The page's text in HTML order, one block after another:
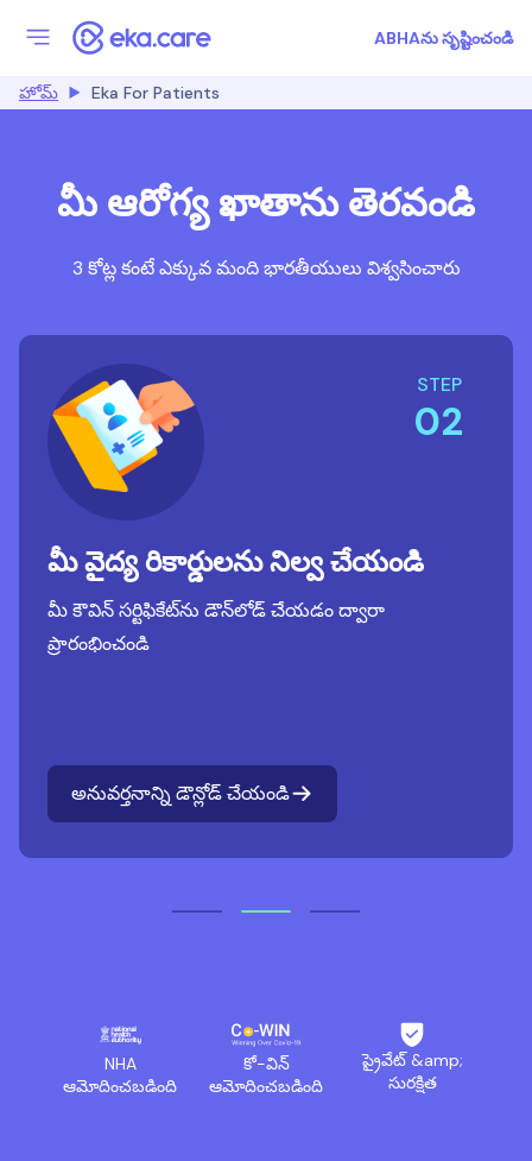
ABHAను సృష్టించండి
హోమ్ Eka For Patients
మీ ఆరోగ్య ఖాతాను తెరవండి
3 కోట్ల కంటే ఎక్కువ మంది భారతీయులు విశ్వసించారు
STEP
02
మీ వైద్య రికార్డులను నిల్వ చేయండి
మీ కౌవిన్ సర్టిఫికేట్‌ను డౌన్‌లోడ్ చేయడం ద్వారా
ప్రారంభించండి
అనువర్తనాన్ని డౌన్లోడ్ చేయండి
NHA
ఆమోదించబడింది
కో-విన్
ఆమోదించబడింది
ప్రైవేట్ &amp;
సురక్షిత